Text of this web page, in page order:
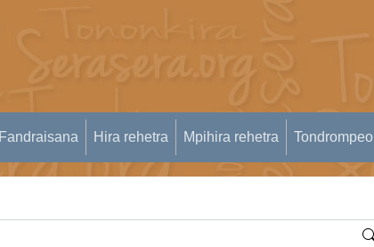
Fandraisana Hira rehetra Mpihira rehetra Tondrompeo